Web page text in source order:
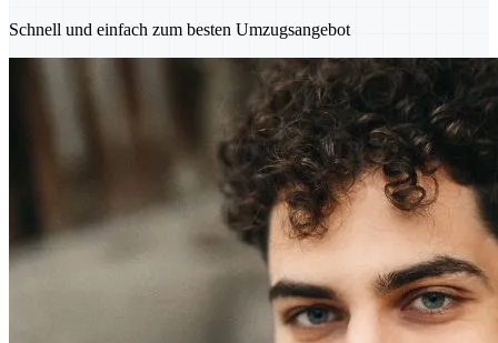
Schnell und einfach zum besten Umzugsangebot